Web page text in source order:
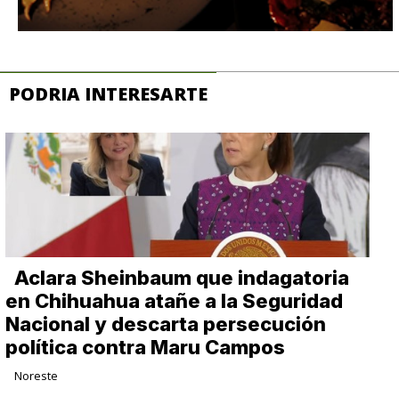
PODRIA INTERESARTE
Aclara Sheinbaum que indagatoria
en Chihuahua atañe a la Seguridad
Nacional y descarta persecución
política contra Maru Campos
Noreste